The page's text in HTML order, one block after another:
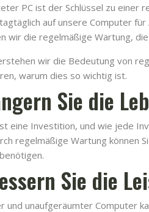
PC ist der Schlüssel zu einer
auf unsere Computer
wir die regelmäßige Wartung,
wir die Bedeutung von
warum dies so wichtig ist.
Sie die
eine Investition, und wie jede
regelmäßige Wartung können
Sie die
und unaufgeräumter Computer